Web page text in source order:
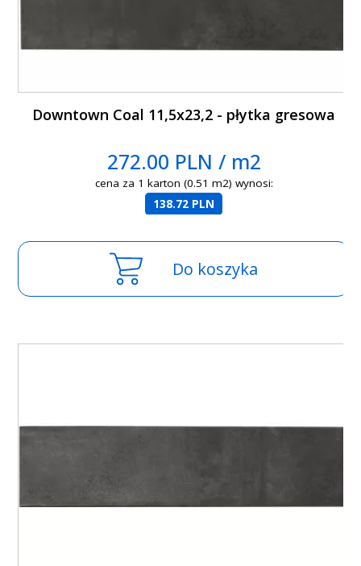
Downtown Coal 11,5x23,2 - płytka gresowa
272.00 PLN / m2
cena za 1 karton (0.51 m2) wynosi:
138.72 PLN
Do koszyka